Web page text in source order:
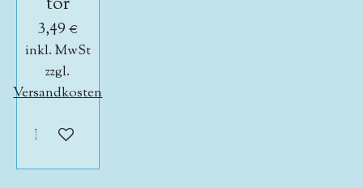
3,49 €
inkl. MwSt
zzgl.
Versandkosten
In den Warenkorb